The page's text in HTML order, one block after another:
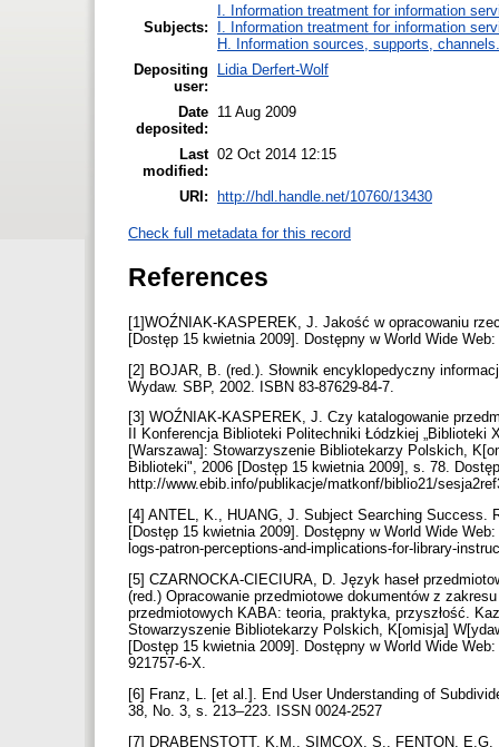
Subjects:
I. Information treatment for information
I. Information treatment for information
H. Information sources, supports, channels.
Depositing
user:
Lidia Derfert-Wolf
Date
deposited:
11 Aug 2009
Last
modified:
02 Oct 2014 12:15
URI: http://hdl.handle.net/10760/13430
Check full metadata for this record
References
[1]WOŹNIAK-KASPEREK, J. Jakość w opracowaniu
[Dostęp 15 kwietnia 2009]. Dostępny w World Wide
[2] BOJAR, B. (red.). Słownik encyklopedyczny
Wydaw. SBP, 2002. ISBN 83-87629-84-7.
[3] WOŹNIAK-KASPEREK, J. Czy katalogowanie
II Konferencja Biblioteki Politechniki Łódzkiej
[Warszawa]: Stowarzyszenie Bibliotekarzy Polskich,
Biblioteki", 2006 [Dostęp 15 kwietnia 2009], s. 78.
http://www.ebib.info/publikacje/matkonf/biblio21/
[4] ANTEL, K., HUANG, J. Subject Searching Success.
[Dostęp 15 kwietnia 2009]. Dostępny w World Wide
logs-patron-perceptions-and-implications-for-library-
[5] CZARNOCKA-CIECIURA, D. Język haseł
(red.) Opracowanie przedmiotowe dokumentów z
przedmiotowych KABA: teoria, praktyka, przyszłość.
Stowarzyszenie Bibliotekarzy Polskich, K[omisja]
[Dostęp 15 kwietnia 2009]. Dostępny w World Wide
921757-6-X.
[6] Franz, L. [et al.]. End User Understanding of
38, No. 3, s. 213–223. ISSN 0024-2527
[7] DRABENSTOTT, K.M., SIMCOX, S., FENTON,